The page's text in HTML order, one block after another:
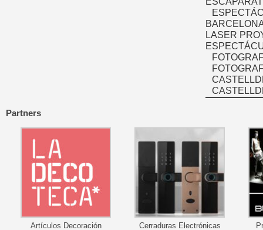
LASER
Partners
Artículos Decoración Cerraduras Electrónicas